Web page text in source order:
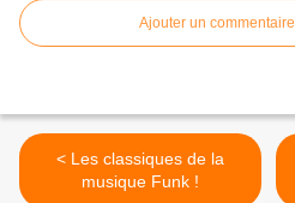
Ajouter un commentaire
< Les classiques de la
musique Funk !